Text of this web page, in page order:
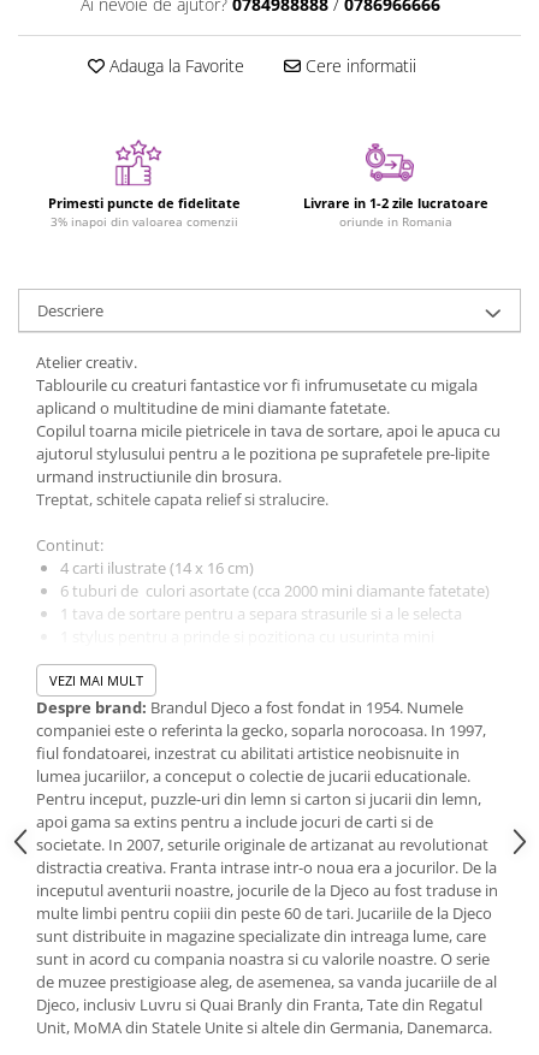
Jucarii cu Dinozauri
Figurine cu animale domestice
Jucarii Montessori
Nevoi speciale si sindrom Down
Seturi Numberblocks
Jucarii fructe si legume
Puzzle-uri
Puzzle clasic
Puzzle incastru
IQ puzzle
Jucarii bebelusi
Jucarii de baie
Jucarii dentitie
Jucarii senzoriale
Jucarii motrice pentru bebelusi
Saltele de activitati pentru bebe
Jucarii de sortat
Jucarii muzicale bebelusi
Puzzle bebelusi
Jocuri educative
Jocuri STEM
Jocuri Magnetice
Jocuri de societate
Jocuri de logica
Adauga la Favorite Cere informatii
Primesti puncte de fidelitate
3% inapoi din valoarea comenzii
Livrare in 1-2 zile lucratoare
oriunde in Romania
Descriere
Atelier creativ.
Tablourile cu creaturi fantastice vor fi infrumusetate cu migala
aplicand o multitudine de mini diamante fatetate.
Copilul toarna micile pietricele in tava de sortare, apoi le apuca cu
ajutorul stylusului pentru a le pozitiona pe suprafetele pre-lipite
urmand instructiunile din brosura.
Treptat, schitele capata relief si stralucire.
Continut:
4 carti ilustrate (14 x 16 cm)
6 tuburi de culori asortate (cca 2000 mini diamante fatetate)
1 tava de sortare pentru a separa strasurile si a le selecta
diamantele
1 bloc de ceara
1 brosura explicativa detaliaza activitatea pas cu pas.
Producator : Djeco, Franta
Varsta recomandata: 7-12 ani.
Avertisment! Contraindicat copiilor sub 3 ani. Contine parti mici
care pot fi inghitite. A se utiliza sub stricta supraveghere a unei
persoane adulte.
VEZI MAI MULT
Despre brand: Brandul Djeco a fost fondat in 1954. Numele
companiei este o referinta la gecko, soparla norocoasa. In 1997,
fiul fondatoarei, inzestrat cu abilitati artistice neobisnuite in
lumea jucariilor, a conceput o colectie de jucarii educationale.
Pentru inceput, puzzle-uri din lemn si carton si jucarii din lemn,
apoi gama sa extins pentru a include jocuri de carti si de
societate. In 2007, seturile originale de artizanat au revolutionat
distractia creativa. Franta intrase intr-o noua era a jocurilor. De la
inceputul aventurii noastre, jocurile de la Djeco au fost traduse in
multe limbi pentru copiii din peste 60 de tari. Jucariile de la Djeco
sunt distribuite in magazine specializate din intreaga lume, care
sunt in acord cu compania noastra si cu valorile noastre. O serie
de muzee prestigioase aleg, de asemenea, sa vanda jucariile de al
Djeco, inclusiv Luvru si Quai Branly din Franta, Tate din Regatul
Unit, MoMA din Statele Unite si altele din Germania, Danemarca.